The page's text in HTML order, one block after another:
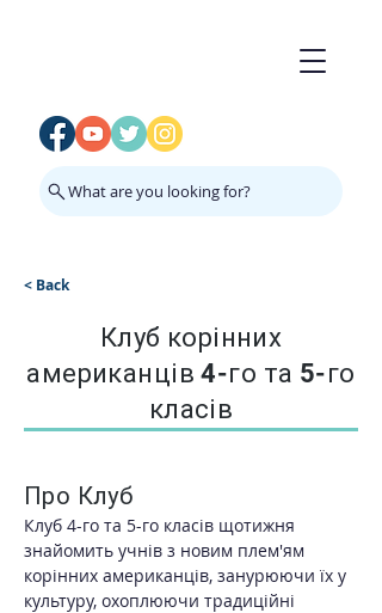
What are you looking for?
< Back
Клуб корінних
американців 4-го та 5-го
класів
Про Клуб
Клуб 4-го та 5-го класів щотижня
знайомить учнів з новим плем'ям
корінних американців, занурюючи їх у
культуру, охоплюючи традиційні